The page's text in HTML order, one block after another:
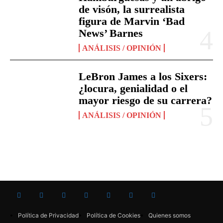
de visón, la surrealista
figura de Marvin ‘Bad
News’ Barnes
ANÁLISIS / OPINIÓN
LeBron James a los Sixers:
¿locura, genialidad o el
mayor riesgo de su carrera?
ANÁLISIS / OPINIÓN
Política de Privacidad Política de Cookies
Quienes somos